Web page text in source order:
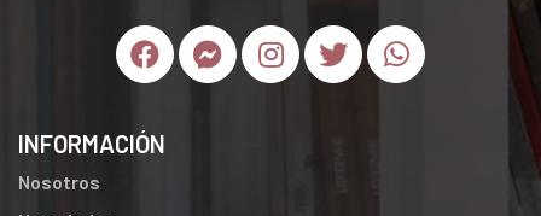
INFORMACIÓN
Nosotros